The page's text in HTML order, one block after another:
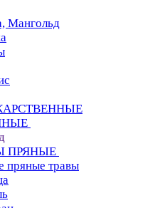
Мангольд
ПРЯНЫЕ
пряные травы